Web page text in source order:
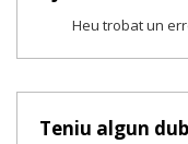
Heu trobat un
Teniu algun